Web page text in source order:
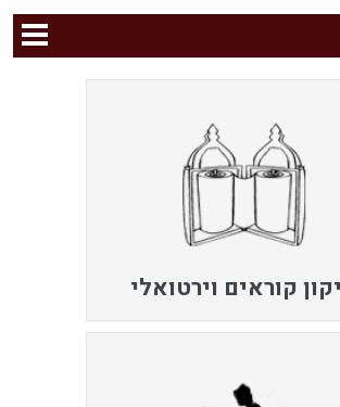
קוראים וירטואלי